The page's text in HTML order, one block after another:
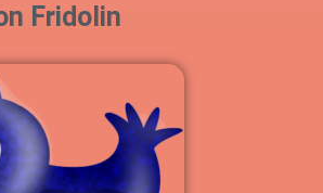
Fridolin